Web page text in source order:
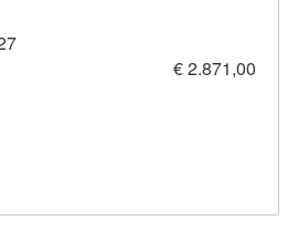
€ 2.871,00